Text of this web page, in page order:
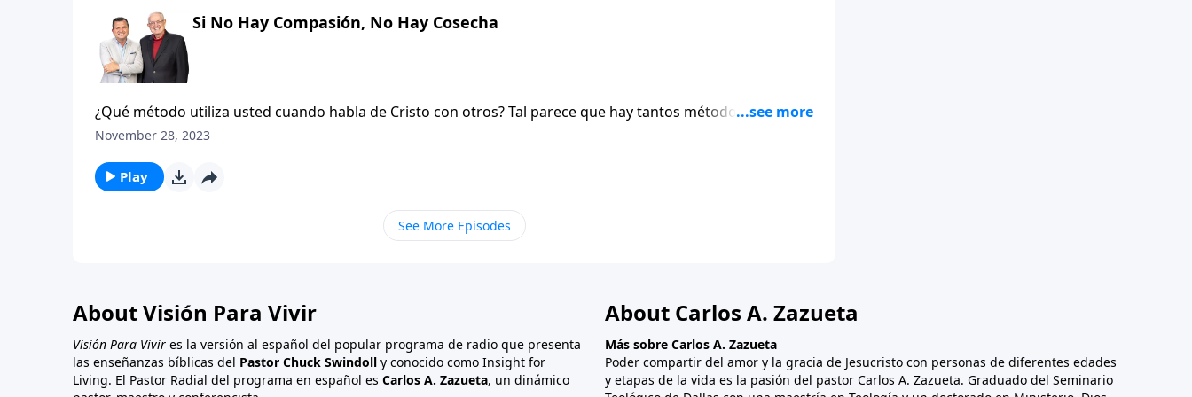
estudio basado en el evangelio de Mateo.
Si No Hay Compasión, No Hay Cosecha
¿Qué método utiliza usted cuando habla de Cristo con otros? Tal parece que hay tantos métodos como hay
cristianos, ¿cierto? Yo entiendo que debo quitar un poco de presión porque algunos de ustedes deben
importante es que haya ciertas cosas esenciales en el método que usted utiliza y que son bendecidas por
Dios para abrir la puerta del corazón de la persona a la que se le habla. Tal vez debería revisar la pregunta
y decir, ¿Qué considera usted esencial en su estilo de evangelización personal? De eso se trata nuestro
November 28, 2023
Play
See More Episodes
About Visión Para Vivir
Visión Para Vivir es la versión al español del popular programa de radio que presenta
las enseñanzas bíblicas del Pastor Chuck Swindoll y conocido como Insight for
Living. El Pastor Radial del programa en español es Carlos A. Zazueta, un dinámico
About Carlos A. Zazueta
Más sobre Carlos A. Zazueta
Poder compartir del amor y la gracia de Jesucristo con personas de diferentes edades
y etapas de la vida es la pasión del pastor Carlos A. Zazueta. Graduado del Seminario